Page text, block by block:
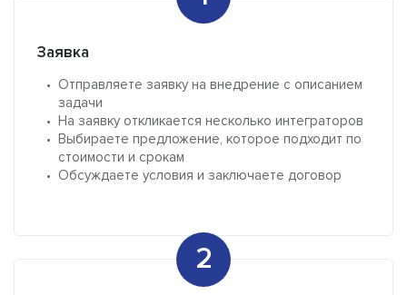
Заявка
Отправляете заявку на внедрение с описанием
задачи
На заявку откликается несколько интеграторов
Выбираете предложение, которое подходит по
стоимости и срокам
Обсуждаете условия и заключаете договор